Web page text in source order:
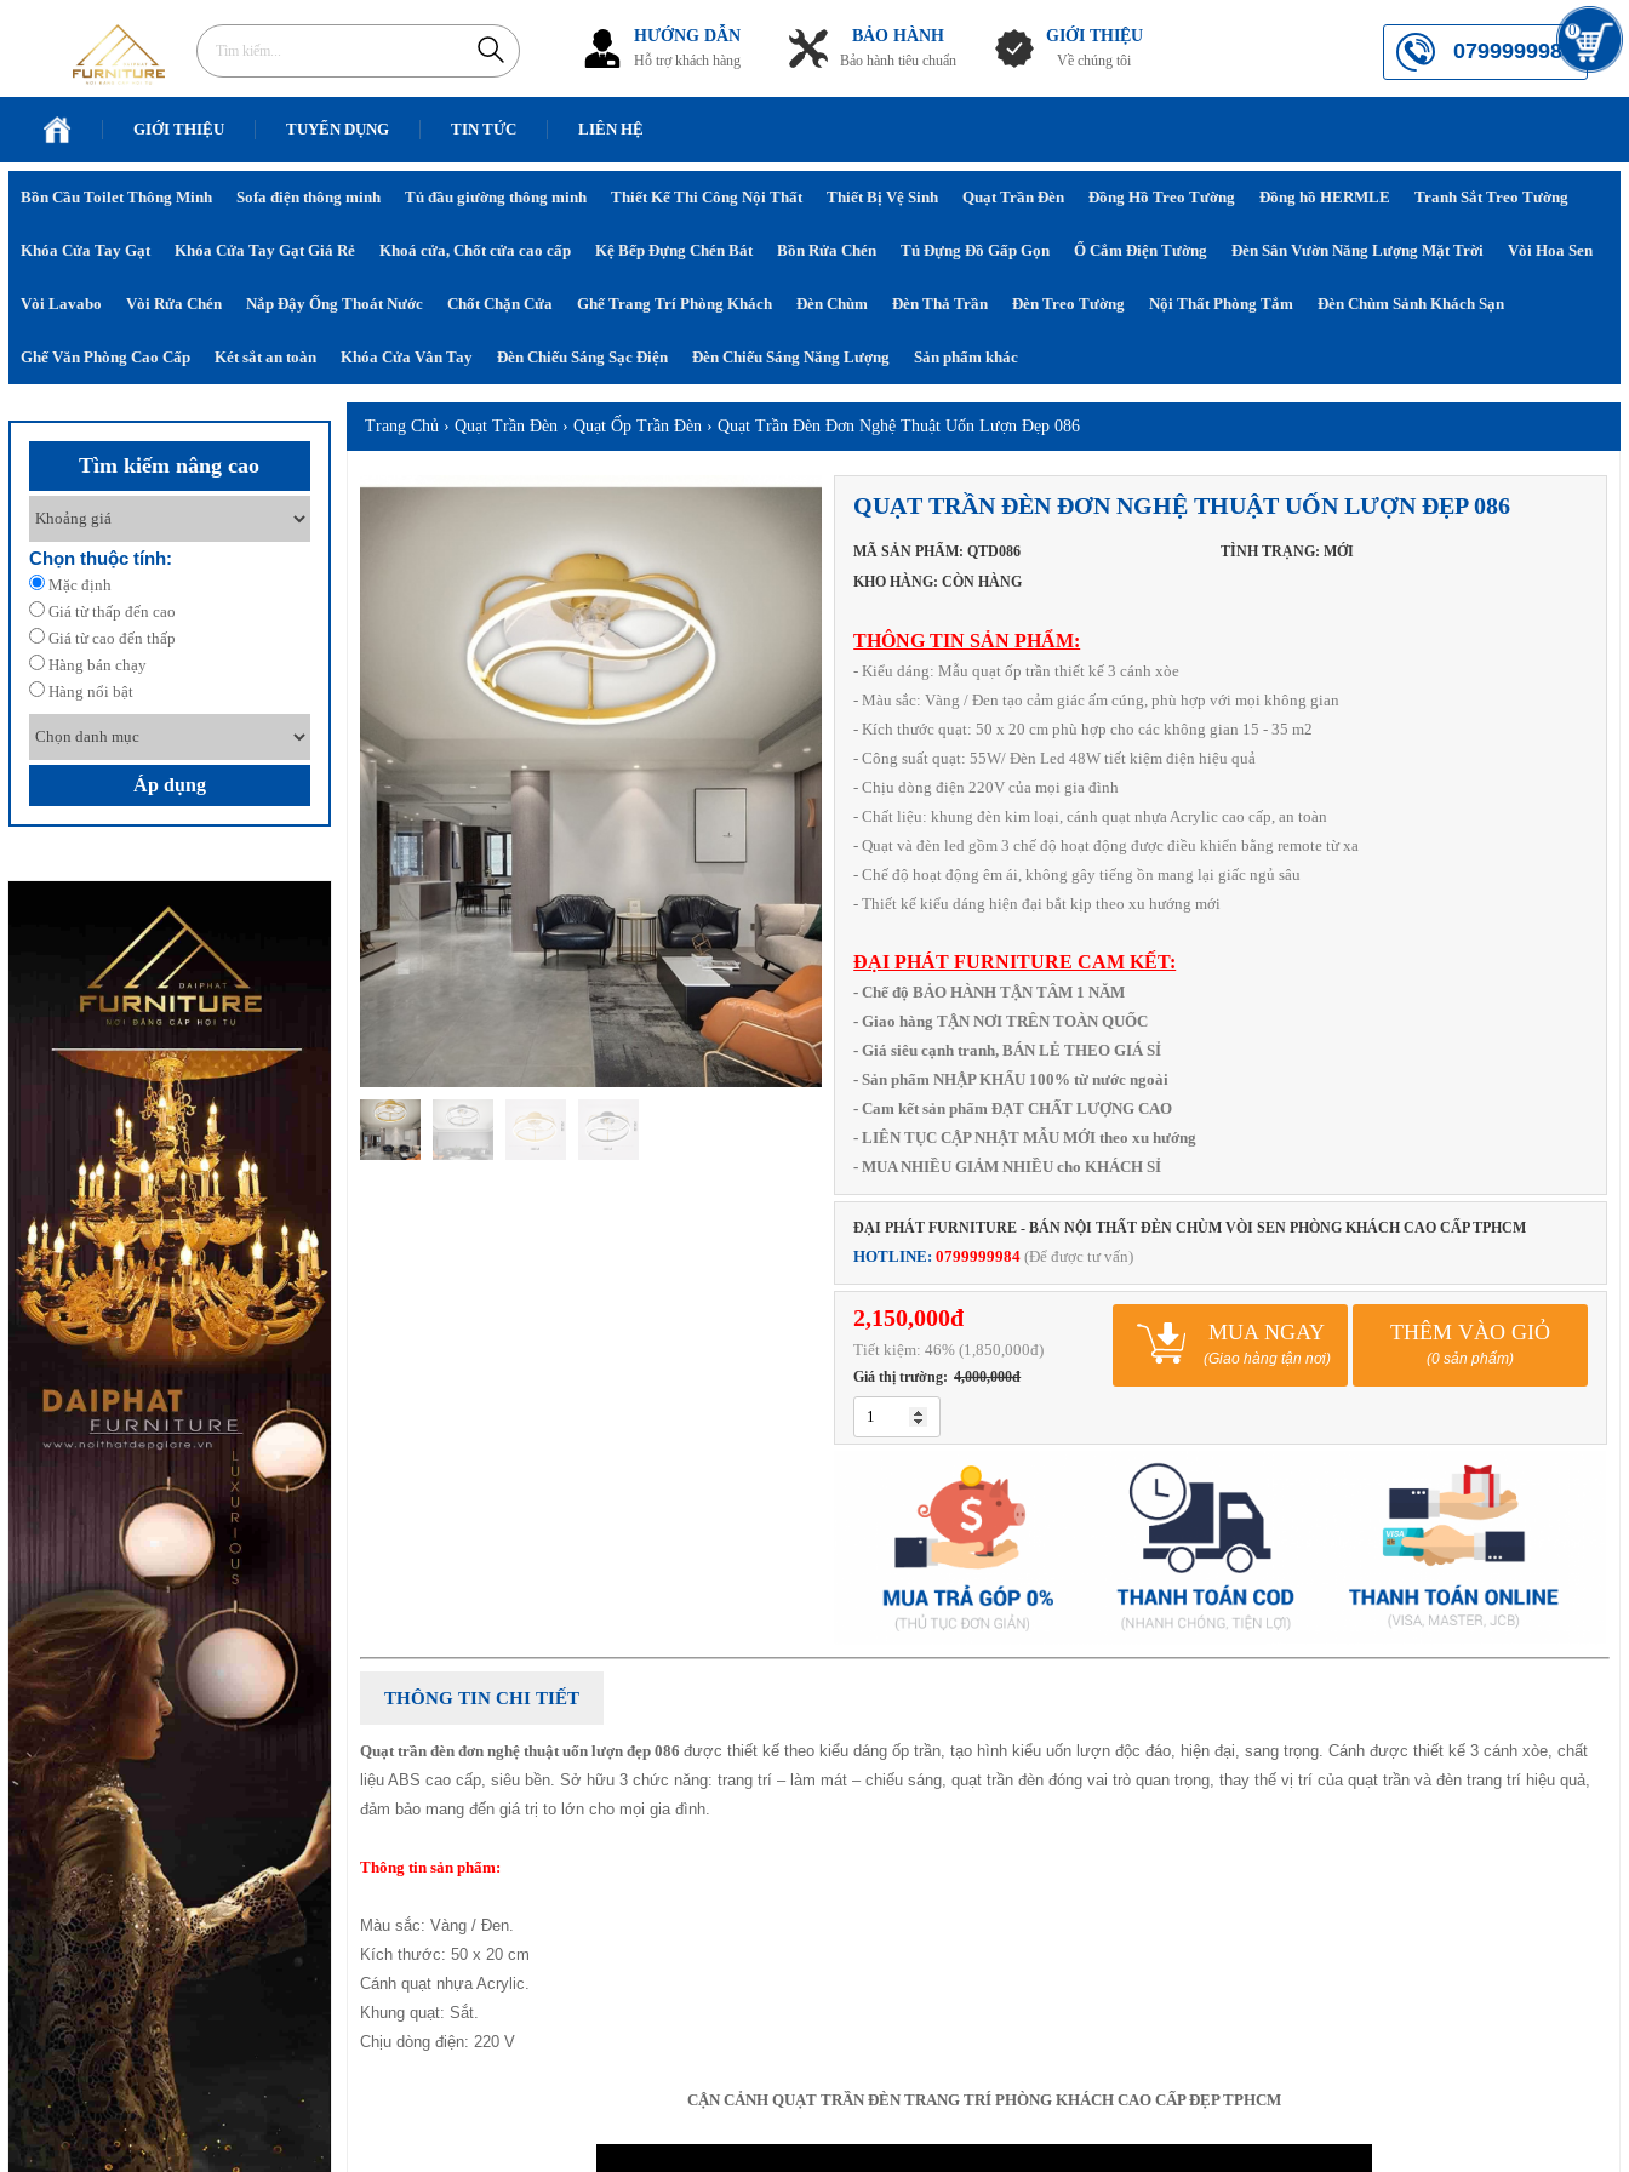
0
HƯỚNG DẪN
Hỗ trợ khách hàng
BẢO HÀNH
Bảo hành tiêu chuẩn
GIỚI THIỆU
Về chúng tôi 0799999984
GIỚI THIỆU TUYỂN DỤNG TIN TỨC LIÊN HỆ
Bồn Cầu Toilet Thông Minh Sofa điện thông minh Tủ đầu giường thông minh Thiết Kế Thi Công Nội Thất Thiết Bị Vệ Sinh Quạt Trần Đèn Đồng Hồ Treo Tường Đồng hồ HERMLE Tranh Sắt Treo Tường
Khóa Cửa Tay Gạt Khóa Cửa Tay Gạt Giá Rẻ Khoá cửa, Chốt cửa cao cấp Kệ Bếp Đựng Chén Bát Bồn Rửa Chén Tủ Đựng Đồ Gấp Gọn Ổ Cắm Điện Tường Đèn Sân Vườn Năng Lượng Mặt Trời Vòi Hoa Sen
Vòi Lavabo Vòi Rửa Chén Nắp Đậy Ống Thoát Nước Chốt Chặn Cửa Ghế Trang Trí Phòng Khách Đèn Chùm Đèn Thả Trần Đèn Treo Tường Nội Thất Phòng Tắm Đèn Chùm Sảnh Khách Sạn
Ghế Văn Phòng Cao Cấp Két sắt an toàn Khóa Cửa Vân Tay Đèn Chiếu Sáng Sạc Điện Đèn Chiếu Sáng Năng Lượng Sản phẩm khác
Tìm kiếm nâng cao
Chọn thuộc tính:
Mặc định
Giá từ thấp đến cao
Giá từ cao đến thấp
Hàng bán chạy
Hàng nổi bật
Áp dụng
Trang Chủ ›Quạt Trần Đèn ›Quạt Ốp Trần Đèn ›Quạt Trần Đèn Đơn Nghệ Thuật Uốn Lượn Đẹp 086
QUẠT TRẦN ĐÈN ĐƠN NGHỆ THUẬT UỐN LƯỢN ĐẸP 086
MÃ SẢN PHẨM: QTD086
TÌNH TRẠNG: MỚI
KHO HÀNG: CÒN HÀNG
THÔNG TIN SẢN PHẨM:
- Kiểu dáng: Mẫu quạt ốp trần thiết kế 3 cánh xòe
- Màu sắc: Vàng / Đen tạo cảm giác ấm cúng, phù hợp với mọi không gian
- Kích thước quạt: 50 x 20 cm phù hợp cho các không gian 15 - 35 m2
- Công suất quạt: 55W/ Đèn Led 48W tiết kiệm điện hiệu quả
- Chịu dòng điện 220V của mọi gia đình
- Chất liệu: khung đèn kim loại, cánh quạt nhựa Acrylic cao cấp, an toàn
- Quạt và đèn led gồm 3 chế độ hoạt động được điều khiển bằng remote từ xa
- Chế độ hoạt động êm ái, không gây tiếng ồn mang lại giấc ngủ sâu
- Thiết kế kiểu dáng hiện đại bắt kịp theo xu hướng mới
ĐẠI PHÁT FURNITURE CAM KẾT:
- Chế độ BẢO HÀNH TẬN TÂM 1 NĂM
- Giao hàng TẬN NƠI TRÊN TOÀN QUỐC
- Giá siêu cạnh tranh, BÁN LẺ THEO GIÁ SỈ
- Sản phẩm NHẬP KHẨU 100% từ nước ngoài
- Cam kết sản phẩm ĐẠT CHẤT LƯỢNG CAO
- LIÊN TỤC CẬP NHẬT MẪU MỚI theo xu hướng
- MUA NHIỀU GIẢM NHIỀU cho KHÁCH SỈ
ĐẠI PHÁT FURNITURE - BÁN NỘI THẤT ĐÈN CHÙM VÒI SEN PHÒNG KHÁCH CAO CẤP TPHCM
HOTLINE:0799999984 (Để được tư vấn)
2,150,000đ
Tiết kiệm:46% (1,850,000đ)
Giá thị trường: 4,000,000đ
MUA NGAY
(Giao hàng tận nơi)
THÊM VÀO GIỎ
(0 sản phẩm)
THÔNG TIN CHI TIẾT
Quạt trần đèn đơn nghệ thuật uốn lượn đẹp 086được thiết kế theo kiểu dáng ốp trần, tạo hình kiểu uốn lượn độc đáo, hiện đại, sang trọng. Cánh được thiết kế 3 cánh xòe, chất
liệu ABS cao cấp, siêu bền. Sở hữu 3 chức năng: trang trí – làm mát – chiếu sáng, quạt trần đèn đóng vai trò quan trọng, thay thế vị trí của quạt trần và đèn trang trí hiệu quả,
đảm bảo mang đến giá trị to lớn cho mọi gia đình.
Thông tin sản phẩm:
Màu sắc: Vàng / Đen.
Kích thước: 50 x 20 cm
Cánh quạt nhựa Acrylic.
Khung quạt: Sắt.
Chịu dòng điện: 220 V
CẬN CẢNH QUẠT TRẦN ĐÈN TRANG TRÍ PHÒNG KHÁCH CAO CẤP ĐẸP TPHCM